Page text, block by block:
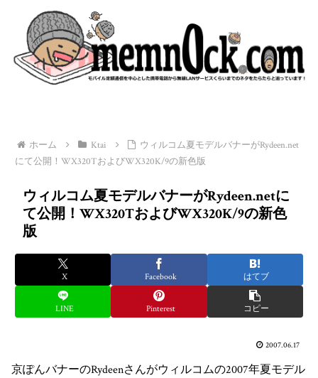
ホーム Ktai
ウィルコム夏モデルバナーがRydeen.net
にて公開！WX320TおよびWX320K/9の新色版
ウィルコム夏モデルバナーがRydeen.netに
て公開！WX320TおよびWX320K/9の新色
版
X Facebook はてブ
LINE Pinterest コピー
2007.06.17
京ぽんバナーのRydeenさんがウィルコムの2007年夏モデル